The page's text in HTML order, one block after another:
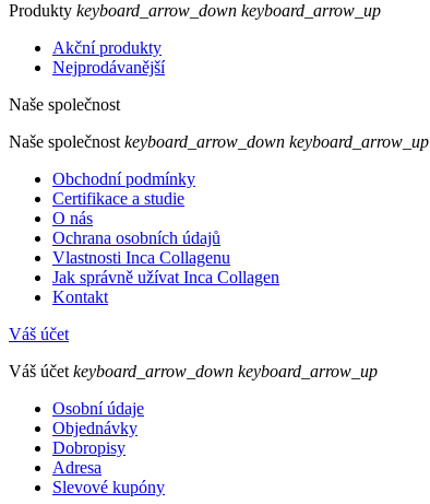
Produkty keyboard_arrow_down keyboard_arrow_up
Akční produkty
Nejprodávanější
Naše společnost
Naše společnost keyboard_arrow_down keyboard_arrow_up
Obchodní podmínky
Certifikace a studie
O nás
Ochrana osobních údajů
Vlastnosti Inca Collagenu
Jak správně užívat Inca Collagen
Kontakt
Váš účet
Váš účet keyboard_arrow_down keyboard_arrow_up
Osobní údaje
Objednávky
Dobropisy
Adresa
Slevové kupóny